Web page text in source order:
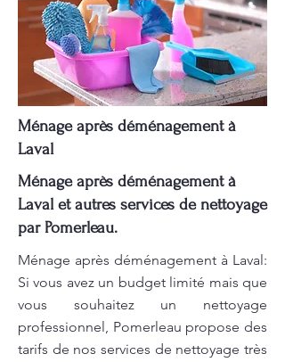
Ménage après déménagement à
Laval
Ménage après déménagement à
Laval et autres services de nettoyage
par Pomerleau.
Ménage après déménagement à Laval:
Si vous avez un budget limité mais que
vous souhaitez un nettoyage
professionnel, Pomerleau propose des
tarifs de nos services de nettoyage très